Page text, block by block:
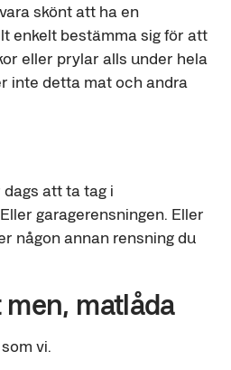
skönt att ha en
enkelt bestämma sig för att
eller prylar alls under hela
inte detta mat och andra
att ta tag i
garagerensningen. Eller
någon annan rensning du
matlåda
vi.